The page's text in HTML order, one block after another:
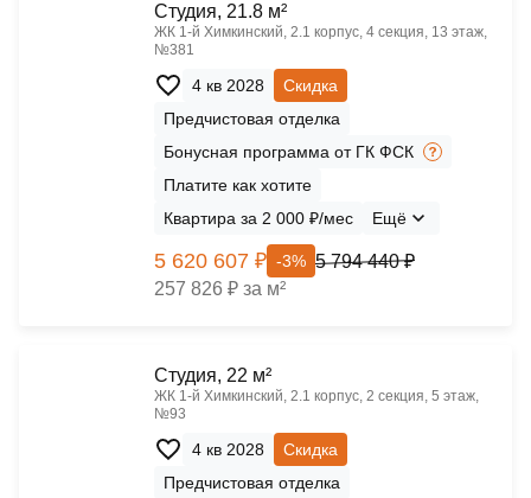
Cтудия, 21.8 м²
ЖК 1‑й Химкинский, 2.1 корпус, 4 секция, 13 этаж,
№381
4 кв 2028
Скидка
Предчистовая отделка
Бонусная программа от ГК ФСК
Платите как хотите
Квартира за 2 000 ₽/мес
Ещё
5 620 607 ₽ -3% 5 794 440 ₽
257 826 ₽ за м²
Cтудия, 22 м²
ЖК 1‑й Химкинский, 2.1 корпус, 2 секция, 5 этаж,
№93
4 кв 2028
Скидка
Предчистовая отделка